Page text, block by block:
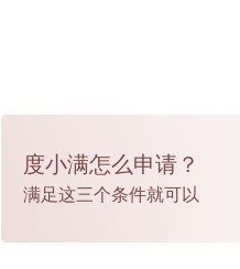
度小满怎么申请？
满足这三个条件就可以